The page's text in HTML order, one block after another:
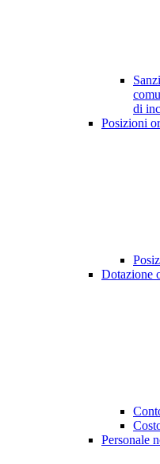
di
Posizioni
Dotazione
Personale